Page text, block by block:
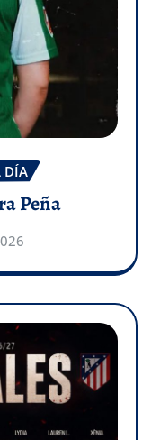
DÍA
Peña